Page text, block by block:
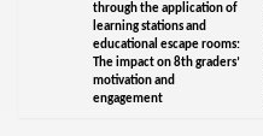
through the application of
learning stations and
educational escape rooms:
The impact on 8th graders’
motivation and
engagement